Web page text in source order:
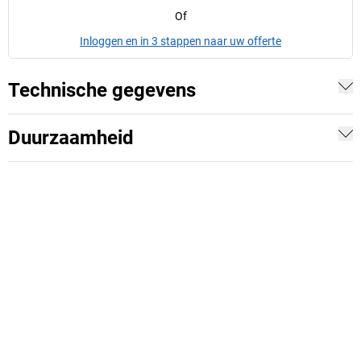
Of
Inloggen en in 3 stappen naar uw offerte
Technische gegevens
Duurzaamheid